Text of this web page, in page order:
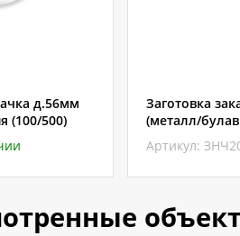
д.56мм
(100/500)
Заготовка
(металл/
Артикул: